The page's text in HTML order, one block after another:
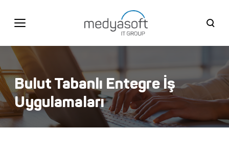
BİZE ULAŞIN
Türkçe
English
KURUMSAL
Bulut Tabanlı Entegre İş
Uygulamaları